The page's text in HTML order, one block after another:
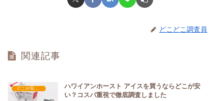
どこどこ調査員
関連記事
どこが安い？-お菓子・スイーツ・アイス
ハワイアンホースト アイスを買うならどこが安
い？コスパ重視で徹底調査しました